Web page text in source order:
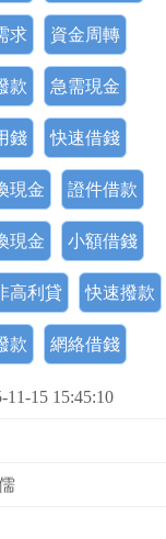
求 資金周轉
款 急需現金
錢 快速借錢
現金 證件借款
現金 小額借錢
高利貸 快速撥款
款 網絡借錢
15 15:45:10